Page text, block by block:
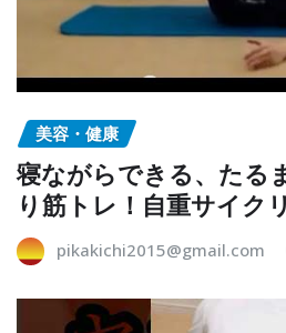
美容・健康
寝ながらできる、たる
り筋トレ！自重サイク
pikakichi2015@gmail.com